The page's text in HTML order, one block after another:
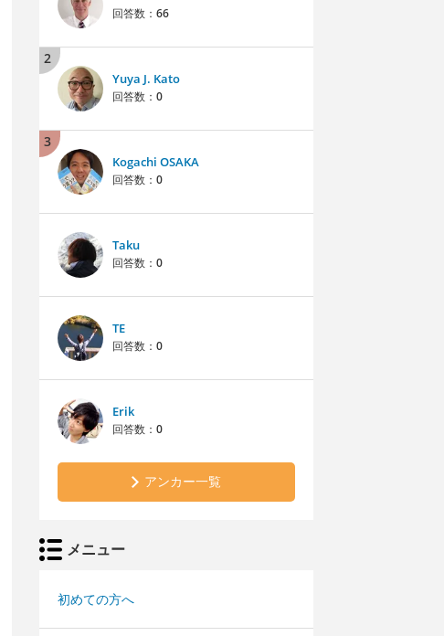
回答数： 66
2
Yuya J. Kato
回答数： 0
3
Kogachi OSAKA
回答数： 0
Taku
回答数： 0
TE
回答数： 0
Erik
回答数： 0
アンカー一覧
メニュー
初めての方へ